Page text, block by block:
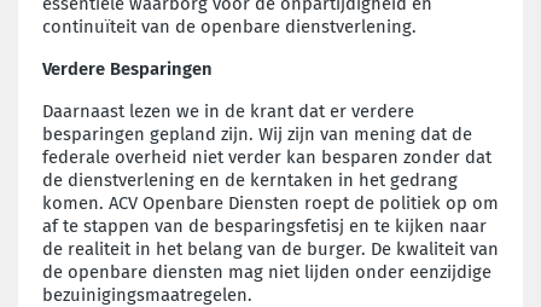
continuïteit van de openbare dienstverlening.
Verdere Besparingen
Daarnaast lezen we in de krant dat er verdere
besparingen gepland zijn. Wij zijn van mening dat de
federale overheid niet verder kan besparen zonder dat
de dienstverlening en de kerntaken in het gedrang
komen. ACV Openbare Diensten roept de politiek op om
af te stappen van de besparingsfetisj en te kijken naar
de realiteit in het belang van de burger. De kwaliteit van
de openbare diensten mag niet lijden onder eenzijdige
bezuinigingsmaatregelen.